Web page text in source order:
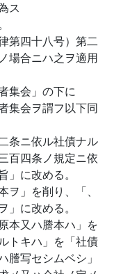
ス
第四十八号）第二
場合ニハ之ヲ適用
集会」の下に
集会ヲ謂フ以下同
条ニ依ル社債ナル
百四条ノ規定ニ依
」に改める。
」を削り、「、
に改める。
本又ハ謄本ハ」を
トキハ」を「社債
謄写セシムベシ」